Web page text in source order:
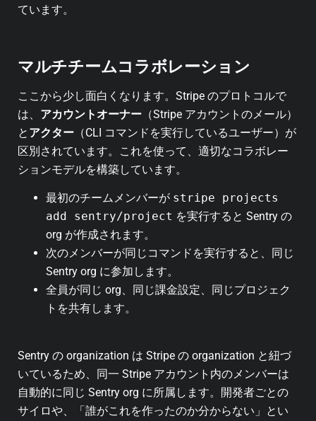
ています。
マルチチームコラボレーション
ここから少し面白くなります。Stripe のプロトコルで
は、 アカウントオーナー （Stripe アカウントのメール）
と アクター （CLI コマンドを実行しているユーザー）が
区別されています。これを使って、適切なコラボレー
ションモデルを構築しています。
最初のチームメンバーが stripe projects
add sentry/project を実行すると Sentry の
org が作成されます。
次のメンバーが同じコマンドを実行すると、同じ
Sentry org に参加します。
全員が同じ org、同じ課金設定、同じプロジェク
トを共有します。
Sentry の organization は Stripe の organization と紐づ
いているため、同一 Stripe アカウント内のメンバーは
自動的に同じ Sentry org に所属します。開発者ごとの
サイロや、「誰がこれを作ったのか分からない」とい